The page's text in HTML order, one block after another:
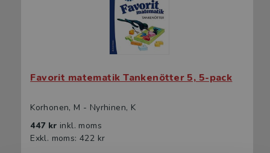
Favorit matematik Tankenötter 5, 5-pack
Korhonen, M - Nyrhinen, K
447 kr inkl. moms
Exkl. moms: 422 kr